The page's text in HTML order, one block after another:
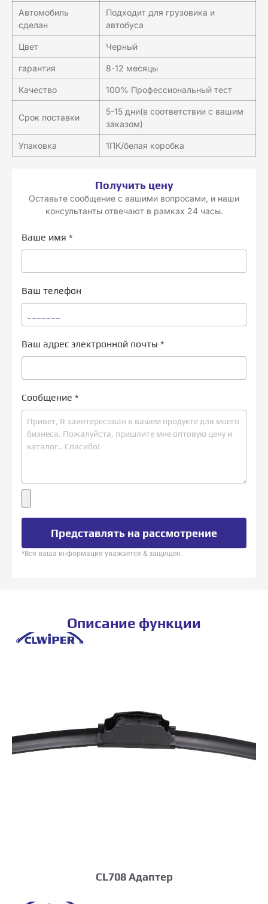
Автомобиль
сделан
Подходит для грузовика и
автобуса
Цвет Черный
гарантия 8-12 месяцы
Качество 100% Профессиональный тест
Срок поставки
5-15 дни(в соответствии с вашим
заказом)
Упаковка 1ПК/белая коробка
Получить цену
Оставьте сообщение с вашими вопросами, и наши
консультанты отвечают в рамках 24 часы.
Ваше имя *
Ваш телефон
Ваш адрес электронной почты *
Сообщение *
Представлять на рассмотрение
*Вся ваша информация уважается & защищен.
Описание функции
CL708 Адаптер